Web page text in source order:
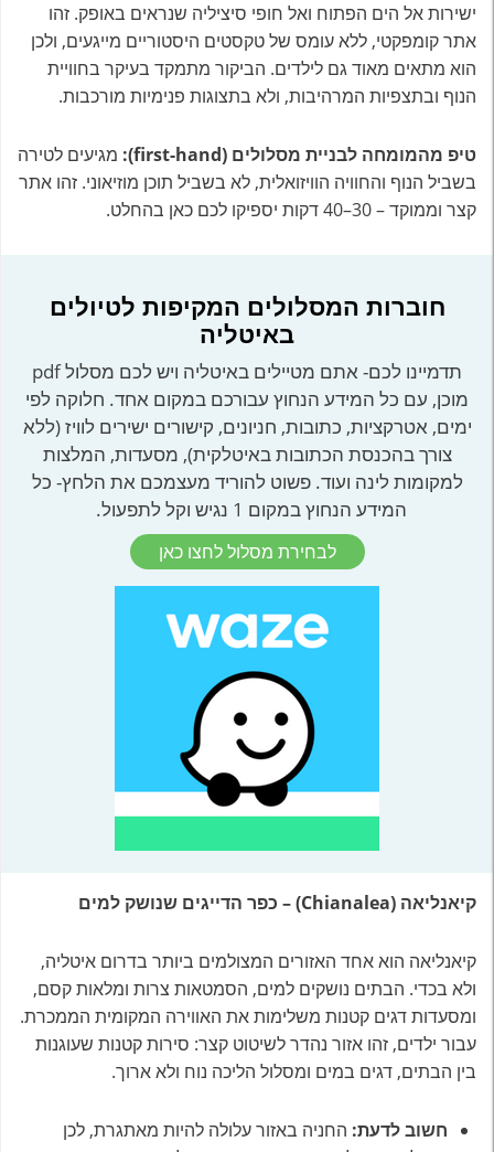
ישירות אל הים הפתוח ואל חופי סיציליה שנראים באופק. זהו
אתר קומפקטי, ללא עומס של טקסטים היסטוריים מייגעים, ולכן
הוא מתאים מאוד גם לילדים. הביקור מתמקד בעיקר בחוויית
הנוף ובתצפיות המרהיבות, ולא בתצוגות פנימיות מורכבות.
טיפ מהמומחה לבניית מסלולים (first-hand):
מגיעים לטירה
בשביל הנוף והחוויה הוויזואלית, לא בשביל תוכן מוזיאוני. זהו אתר
קצר וממוקד – 30–40 דקות יספיקו לכם כאן בהחלט.
חוברות המסלולים המקיפות לטיולים
באיטליה
תדמיינו לכם- אתם מטיילים באיטליה ויש לכם מסלול pdf
מוכן, עם כל המידע הנחוץ עבורכם במקום אחד. חלוקה לפי
ימים, אטרקציות, כתובות, חניונים, קישורים ישירים לוויז (ללא
צורך בהכנסת הכתובות באיטלקית), מסעדות, המלצות
למקומות לינה ועוד. פשוט להוריד מעצמכם את הלחץ- כל
המידע הנחוץ במקום 1 נגיש וקל לתפעול.
לבחירת מסלול לחצו כאן
קיאנליאה (Chianalea) – כפר הדייגים שנושק למים
קיאנליאה הוא אחד האזורים המצולמים ביותר בדרום איטליה,
ולא בכדי. הבתים נושקים למים, הסמטאות צרות ומלאות קסם,
ומסעדות דגים קטנות משלימות את האווירה המקומית הממכרת.
עבור ילדים, זהו אזור נהדר לשיטוט קצר: סירות קטנות שעוגנות
בין הבתים, דגים במים ומסלול הליכה נוח ולא ארוך.
חשוב לדעת: החניה באזור עלולה להיות מאתגרת, לכן